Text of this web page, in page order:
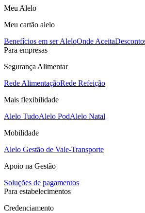
Meu Alelo
Meu cartão alelo
Benefícios em ser AleloOnde Aceita
Para empresas
Segurança Alimentar
Rede AlimentaçãoRede Refeição
Mais flexibilidade
Alelo TudoAlelo PodAlelo Natal
Mobilidade
Alelo Gestão de Vale-Transporte
Apoio na Gestão
Soluções de pagamentos
Para estabelecimentos
Credenciamento